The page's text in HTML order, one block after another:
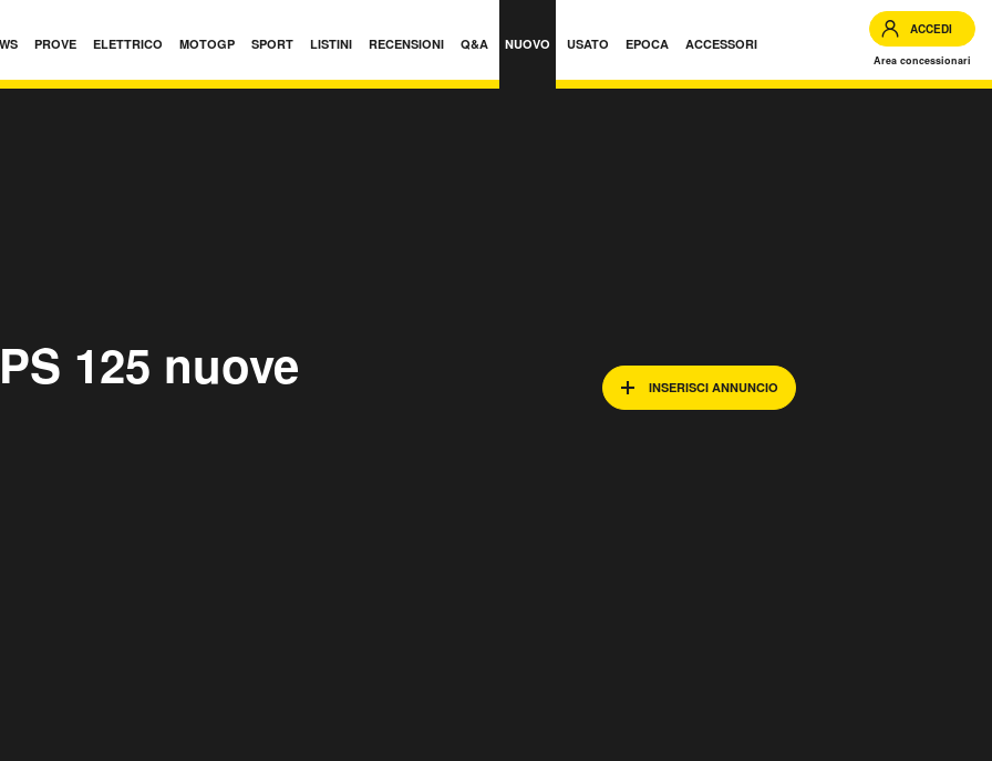
PROVE ELETTRICO MOTOGP SPORT LISTINI RECENSIONI Q&A NUOVO USATO EPOCA ACCESSORI
ACCEDI
Area concessionari
125 nuove INSERISCI ANNUNCIO